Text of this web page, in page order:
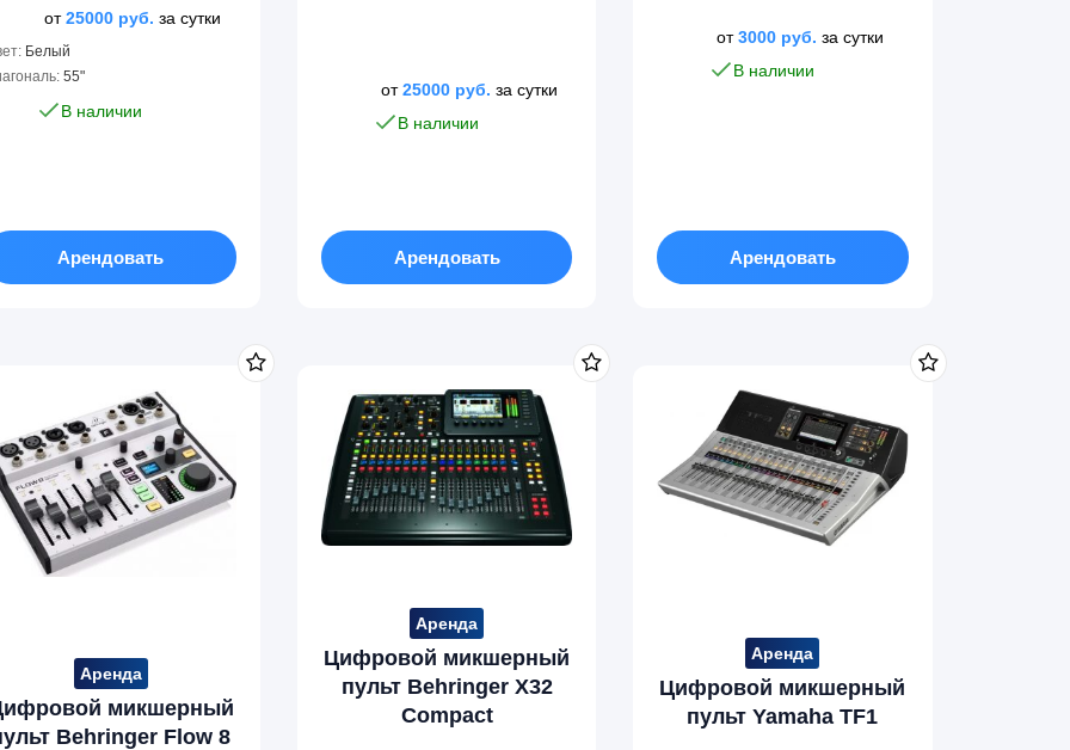
от25000 руб. за сутки
Белый
55"
В наличии
Арендовать
от25000 руб. за сутки
В наличии
Арендовать
от3000 руб. за сутки
В наличии
Арендовать
Аренда
микшерный
Behringer Flow 8
Аренда
Цифровой микшерный
пульт Behringer X32
Compact
Аренда
Цифровой микшерный
пульт Yamaha TF1